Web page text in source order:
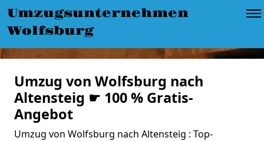
Umzugsunternehmen
Wolfsburg
Umzug von Wolfsburg nach
Altensteig ☛ 100 % Gratis-
Angebot
Umzug von Wolfsburg nach Altensteig : Top-